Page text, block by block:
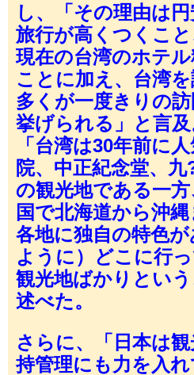
し、「その理由は
旅行が高くつくこと
現在の台湾のホテ
ことに加え、台湾
多くが一度きりの
挙げられる」と言及
「台湾は30年前に
院、中正紀念堂、
の観光地である一
国で北海道から沖
各地に独自の特色
ように）どこに行
観光地ばかりとい
述べた。
さらに、「日本は
持管理にも力を入